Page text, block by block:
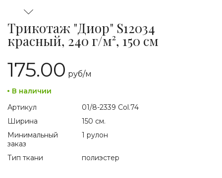
Трикотаж "Диор" S12034
красный, 240 г/м², 150 см
175.00 руб/м
В наличии
Артикул
01/8-2339 Col.74
Ширина
150 см.
Минимальный
заказ
1 рулон
Тип ткани полиэстер